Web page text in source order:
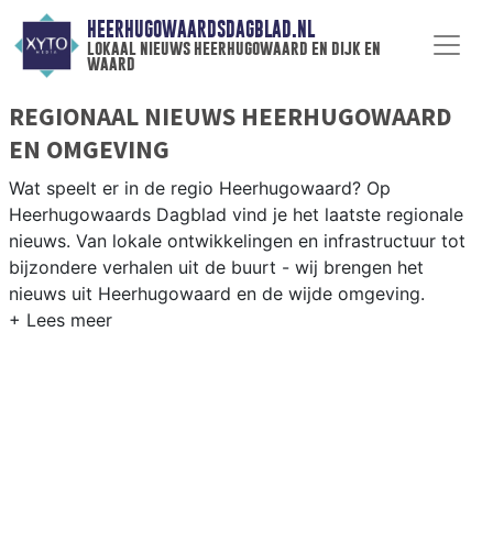
HEERHUGOWAARDSDAGBLAD.NL
lokaal nieuws heerhugowaard en dijk en
waard
REGIONAAL NIEUWS HEERHUGOWAARD
EN OMGEVING
Wat speelt er in de regio Heerhugowaard? Op
Heerhugowaards Dagblad vind je het laatste regionale
nieuws. Van lokale ontwikkelingen en infrastructuur tot
bijzondere verhalen uit de buurt - wij brengen het
nieuws uit Heerhugowaard en de wijde omgeving.